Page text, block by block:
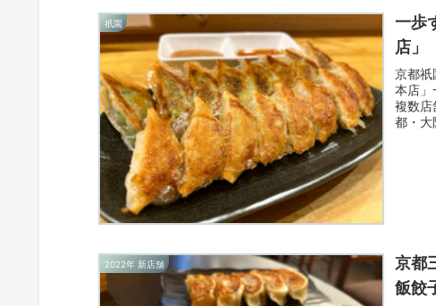
祇園
一歩
店」
京都祇
本店」
複数店
都・大
2022年 新店舗
京都
飯餃